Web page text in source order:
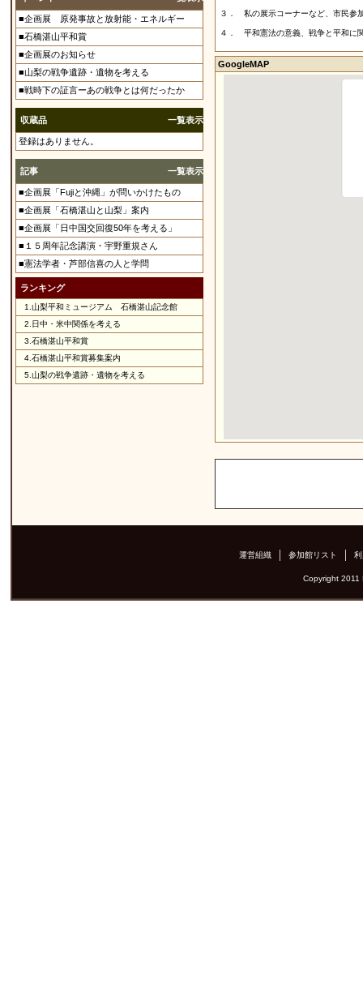
■企画展 原発事故と放射能・エネルギー
■石橋湛山平和賞
■企画展のお知らせ
■山梨の戦争遺跡・遺物を考える
■戦時下の証言ーあの戦争とは何だったか
収蔵品 一覧表示
登録はありません。
記事 一覧表示
■企画展「Fujiと沖縄」が問いかけたもの
■企画展「石橋湛山と山梨」案内
■企画展「日中国交回復50年を考える」
■１５周年記念講演・宇野重規さん
■憲法学者・芦部信喜の人と学問
ランキング
1. 山梨平和ミュージアム 石橋湛山記念館
2. 日中・米中関係を考える
3. 石橋湛山平和賞
4. 石橋湛山平和賞募集案内
5. 山梨の戦争遺跡・遺物を考える
３． 私の展示コーナーなど、市民参
４． 平和憲法の意義、戦争と平和に
GoogleMAP
運営組織 参加館リスト
Copyright 2011